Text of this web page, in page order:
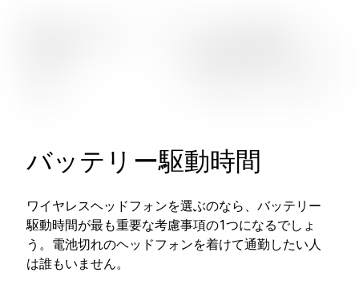
バッテリー駆動時間
ワイヤレスヘッドフォンを選ぶのなら、バッテリー
駆動時間が最も重要な考慮事項の1つになるでしょ
う。電池切れのヘッドフォンを着けて通勤したい人
は誰もいません。